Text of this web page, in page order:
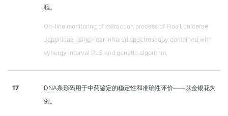
程。
On-line monitoring of extraction process of Flos Lonicerae
Japonicae using near infrared spectroscopy combined with
synergy interval PLS and genetic algorithm.
17
DNA条形码用于中药鉴定的稳定性和准确性评价——以金银花为
例。